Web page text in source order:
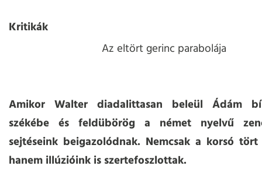
Kritikák
Az eltört gerinc parabolája
Amikor Walter diadalittasan beleül Ádám
székébe és feldübörög a német nyelvű
sejtéseink beigazolódnak. Nemcsak a korsó
hanem illúzióink is szertefoszlottak.